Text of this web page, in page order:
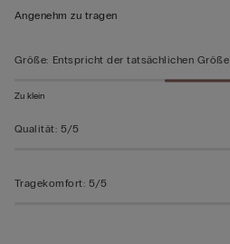
4
5
Angenehm zu tragen
Größe: Entspricht der tatsächlichen Größe
Zu klein
Qualität: 5/5
Tragekomfort: 5/5